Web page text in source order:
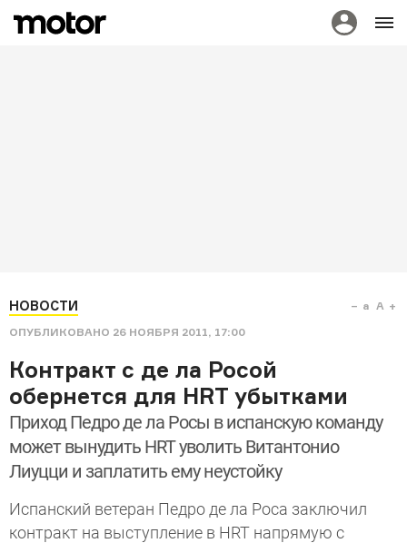
НОВОСТИ
ОПУБЛИКОВАНО 26 НОЯБРЯ 2011, 17:00
a A
Контракт с де ла Росой
обернется для HRT убытками
Приход Педро де ла Росы в испанскую команду
может вынудить HRT уволить Витантонио
Лиуцци и заплатить ему неустойку
Испанский ветеран Педро де ла Роса заключил
контракт на выступление в HRT напрямую с